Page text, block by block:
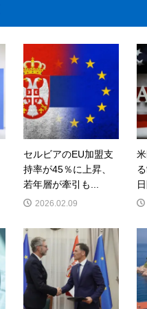
セルビアのEU加盟支
持率が45％に上昇、
若年層が牽引も...
2026.02.09